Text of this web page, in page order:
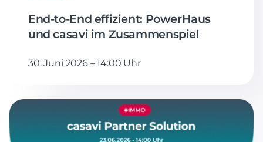
End-to-End effizient: PowerHaus
und casavi im Zusammenspiel
30. Juni 2026 – 14:00 Uhr